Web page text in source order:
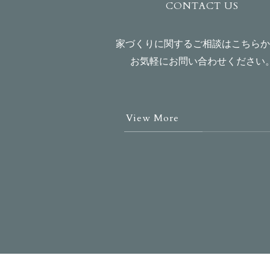
CONTACT US
家づくりに関するご相談はこちらか
お気軽にお問い合わせください。
View More